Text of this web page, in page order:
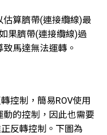
算臍帶(連接纜線)最
果臍帶(連接纜線)過
馬達無法運轉。
控制，簡易ROV使用
的控制，因此也需要
反轉控制。下圖為